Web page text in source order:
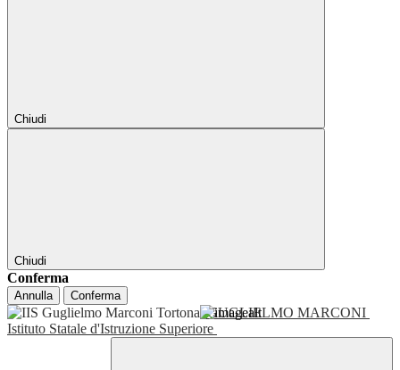
Chiudi
Chiudi
Conferma
Annulla Conferma
GUGLIELMO MARCONI
Istituto Statale d'Istruzione Superiore